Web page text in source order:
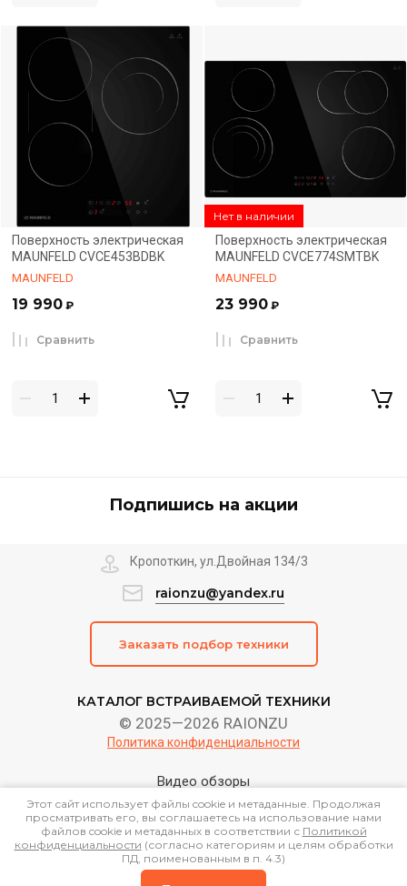
Поверхность электрическая
MAUNFELD CVCE453BDBK
MAUNFELD
19 990 ₽
Сравнить
Нет в наличии
Поверхность электрическая
MAUNFELD CVCE774SMTBK
MAUNFELD
23 990 ₽
Сравнить
Подпишись на акции
КАТАЛОГ ВСТРАИВАЕМОЙ ТЕХНИКИ
© 2025—2026 RAIONZU
Политика конфиденциальности
Кропоткин, ул.Двойная 134/3
raionzu@yandex.ru
Заказать подбор техники
Видео обзоры
Поддержка.
Разработка сайтовв
Megagroup.
Этот сайт использует файлы cookie и метаданные. Продолжая
просматривать его, вы соглашаетесь на использование нами
файлов cookie и метаданных в соответствии с Политикой
конфиденциальности (согласно категориям и целям обработки
ПД, поименованным в п. 4.3)